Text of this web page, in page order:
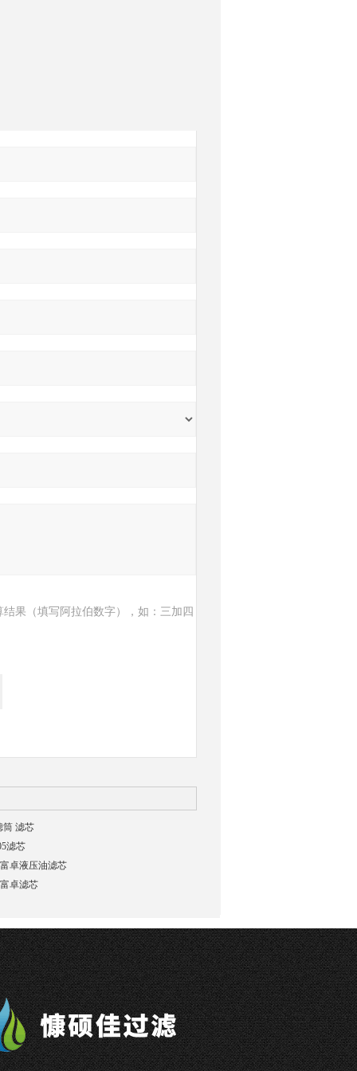
结果（填写阿拉伯数字），如：三加四
筒 滤芯
滤芯
卓液压油滤芯
卓滤芯